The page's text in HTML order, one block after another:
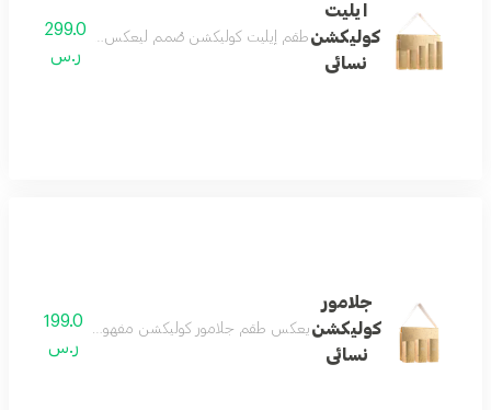
ايليت
كوليكشن
نسائى
طقم إيليت كوليكشن صُمم ليعكس مفهوم الفخامة
299.0
ر.س
جلامور
كوليكشن
نسائى
يعكس طقم جلامور كوليكشن مفهوم الأنوثة الجذابة
199.0
ر.س